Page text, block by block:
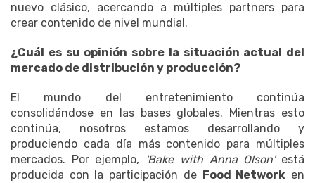
nuevo clásico, acercando a múltiples partners para
crear contenido de nivel mundial.
¿Cuál es su opinión sobre la situación actual del
mercado de distribución y producción?
El mundo del entretenimiento continúa
consolidándose en las bases globales. Mientras esto
continúa, nosotros estamos desarrollando y
produciendo cada día más contenido para múltiples
mercados. Por ejemplo,
'Bake with Anna Olson'está
producida con la participación de Food Network en